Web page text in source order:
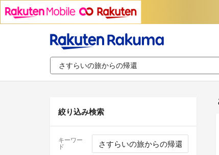
絞り込み検索
キーワー
ド